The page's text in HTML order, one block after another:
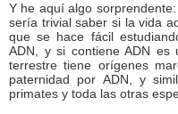
Y he aquí algo
sería trivial saber si la vida
que se hace fácil
ADN, y si contiene ADN es
terrestre tiene orígenes
paternidad por ADN, y
primates y toda las otras